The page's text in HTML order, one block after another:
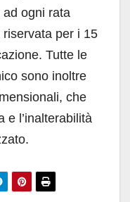
ogni rata
riservata per i 15
Tutte le
sono inoltre
che
e l’inalterabilità